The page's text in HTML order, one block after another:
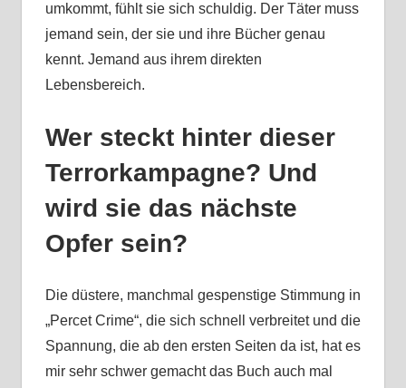
umkommt, fühlt sie sich schuldig. Der Täter muss
jemand sein, der sie und ihre Bücher genau
kennt. Jemand aus ihrem direkten
Lebensbereich.
Wer steckt hinter dieser
Terrorkampagne? Und
wird sie das nächste
Opfer sein?
Die düstere, manchmal gespenstige Stimmung in
„Percet Crime“, die sich schnell verbreitet und die
Spannung, die ab den ersten Seiten da ist, hat es
mir sehr schwer gemacht das Buch auch mal